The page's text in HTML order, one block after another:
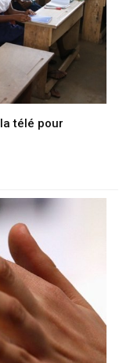
télé pour